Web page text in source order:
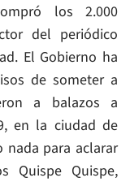
los 2.000
del periódico
El Gobierno ha
de someter a
a balazos a
en la ciudad de
nada para aclarar
Quispe Quispe,